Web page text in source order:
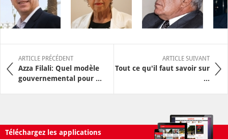
ARTICLE PRÉCÉDENT
Azza Filali: Quel modèle
gouvernemental pour ...
ARTICLE SUIVANT
Tout ce qu'il faut savoir sur
...
Téléchargez les applications